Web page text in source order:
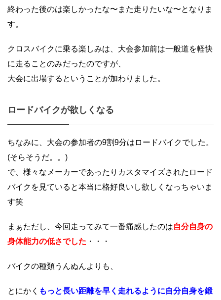
終わった後のは楽しかったな〜また走りたいな〜となりま
す。
クロスバイクに乗る楽しみは、大会参加前は一般道を軽快
に走ることのみだったのですが、
大会に出場するということが加わりました。
ロードバイクが欲しくなる
ちなみに、大会の参加者の9割9分はロードバイクでした。
(そらそうだ。。)
で、様々なメーカーであったりカスタマイズされたロード
バイクを見ていると本当に格好良いし欲しくなっちゃいま
す笑
まぁただし、今回走ってみて一番痛感したのは自分自身の
身体能力の低さでした ・・・
バイクの種類うんぬんよりも、
とにかく もっと長い距離を早く走れるように自分自身を鍛